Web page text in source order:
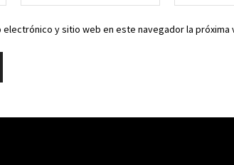
electrónico:*
y sitio web en este navegador la próxima